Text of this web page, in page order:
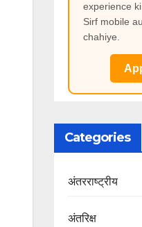
experience
Sirf mobile
chahiye.
Categories
अंतरराष्ट्रीय
अंतरिक्ष